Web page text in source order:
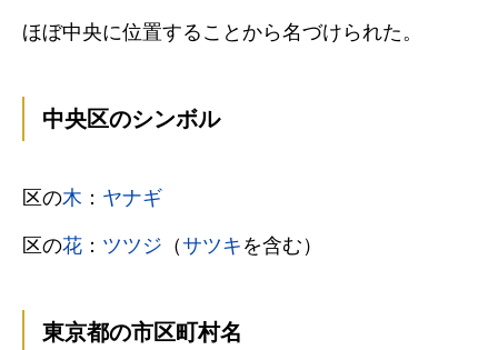
ほぼ中央に位置することから名づけられた。
中央区のシンボル
区の木 ： ヤナギ
区の花 ： ツツジ （サツキ を含む）
東京都の市区町村名